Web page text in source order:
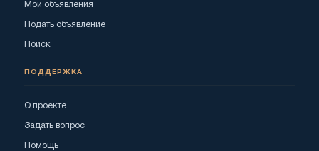
Мои объявления
Подать объявление
Поиск
ПОДДЕРЖКА
О проекте
Задать вопрос
Помощь